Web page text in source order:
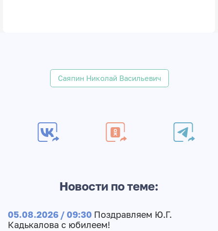
Саяпин Николай Васильевич
Новости по теме:
05.08.2026 / 09:30 Поздравляем Ю.Г.
Кадькалова с юбилеем!